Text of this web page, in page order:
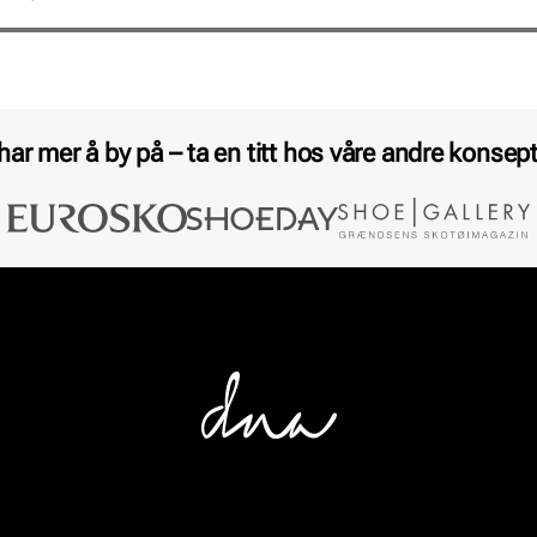
mer å by på – ta en titt hos våre andre